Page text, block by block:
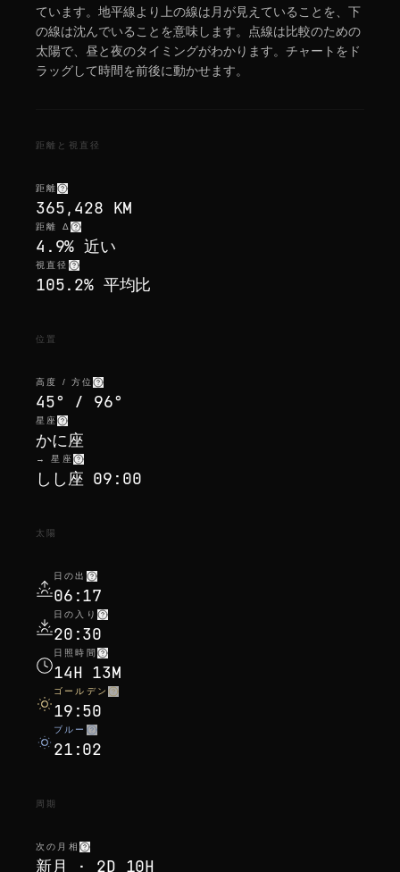
ています。地平線より上の線は月が見えていることを、下
の線は沈んでいることを意味します。点線は比較のための
太陽で、昼と夜のタイミングがわかります。チャートをド
ラッグして時間を前後に動かせます。
距離と視直径
距離
365,428 KM
距離 Δ
4.9% 近い
視直径
105.2% 平均比
位置
高度 / 方位
45° / 96°
星座
かに座
→ 星座
しし座 09:00
太陽
日の出
06:17
日の入り
20:30
日照時間
14H 13M
ゴールデン
19:50
ブルー
21:02
周期
次の月相
新月 · 2D 10H